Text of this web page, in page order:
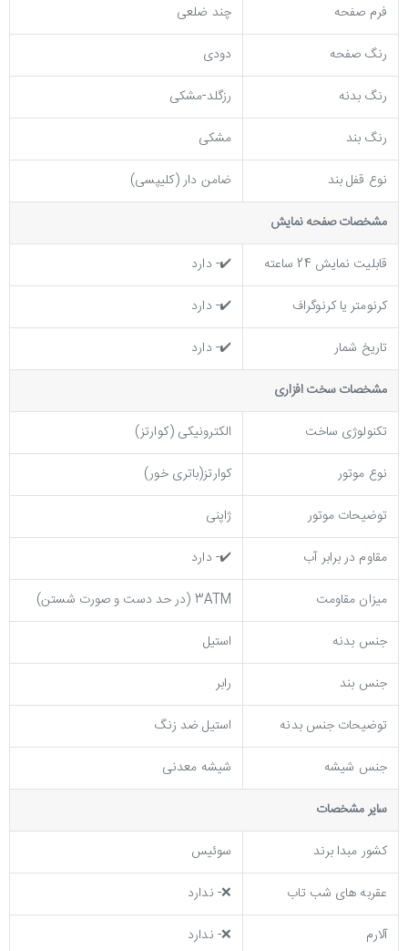
فرم صفحه
چند ضلعی
رنگ صفحه
دودی
رنگ بدنه
رزگلد-مشکی
رنگ بند
مشکی
نوع قفل بند
ضامن دار (کلیپسی)
مشخصات صفحه نمايش
قابلیت نمایش 24 ساعته
✔️- دارد
کرنومتر یا کرنوگراف
✔️- دارد
تاریخ شمار
✔️- دارد
مشخصات سخت افزاری
تکنولوژی ساخت
الکترونیکی (کوارتز)
نوع موتور
کوارتز(باتری خور)
توضیحات موتور
ژاپنی
مقاوم در برابر آب
✔️- دارد
میزان مقاومت
3ATM (در حد دست و صورت شستن)
جنس بدنه
استیل
جنس بند
رابر
توضيحات جنس بدنه
استیل ضد زنگ
جنس شیشه
شیشه معدنی
ساير مشخصات
کشور مبدا برند
سوئیس
عقربه های شب تاب
❌- ندارد
آلارم
❌- ندارد